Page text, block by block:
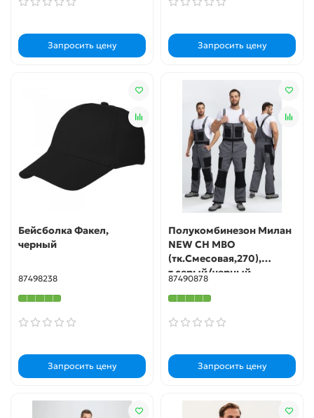
Запросить цену Запросить цену
Бейсболка Факел,
черный
87498238
Запросить цену
Полукомбинезон Милан
NEW CH МВО
(тк.Смесовая,270),
т.серый/черный
87490878
Запросить цену